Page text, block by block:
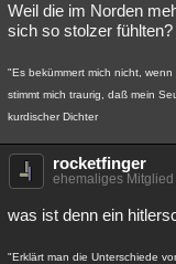
Weil die im Norden
sich so stolzer fühlten?
"Es bekümmert mich nicht,
stimmt mich traurig, daß mein
kurdischer Dichter
rocketfinger
ehemaliges Mitglied
was ist denn ein
"Erklärt man die Unterschiede